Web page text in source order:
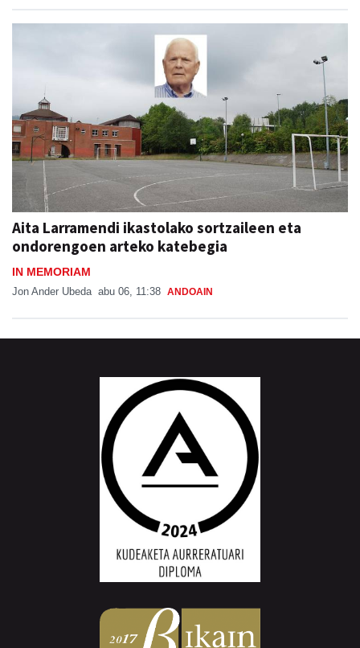
Aita Larramendi ikastolako sortzaileen eta
ondorengoen arteko katebegia
IN MEMORIAM
Jon Ander Ubeda abu 06, 11:38 ANDOAIN